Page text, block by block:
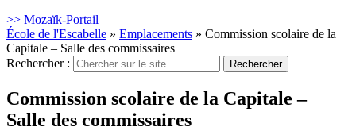
>> Mozaïk-Portail
École de l'Escabelle » Emplacements » Commission scolaire de la
Capitale – Salle des commissaires
Rechercher :
Commission scolaire de la Capitale –
Salle des commissaires